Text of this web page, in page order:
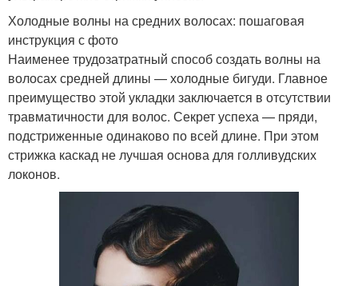
Холодные волны на средних волосах: пошаговая
инструкция с фото
Наименее трудозатратный способ создать волны на
волосах средней длины — холодные бигуди. Главное
преимущество этой укладки заключается в отсутствии
травматичности для волос. Секрет успеха — пряди,
подстриженные одинаково по всей длине. При этом
стрижка каскад не лучшая основа для голливудских
локонов.